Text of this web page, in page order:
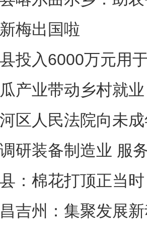
忧
梅出国啦
投入6000万元用
益
产业带动乡村就业
区人民法院向未
教
研装备制造业 服
：棉花打顶正当
吉州：集聚发展